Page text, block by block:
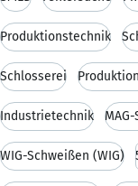
Produktionstechnik
Schlosserei
Industrietechnik
WIG-Schweißen (WIG)